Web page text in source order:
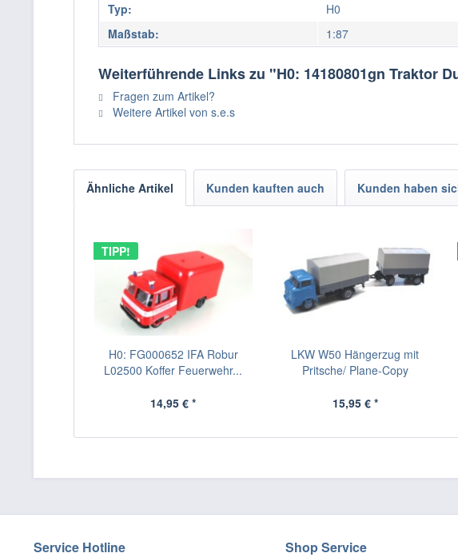
Typ:
H0
Maßstab:
1:87
Weiterführende Links zu "H0: 14180801gn Traktor
Fragen zum Artikel?
Weitere Artikel von s.e.s
Ähnliche Artikel Kunden kauften auch Kunden haben
TIPP!
H0: FG000652 IFA Robur
L02500 Koffer Feuerwehr...
14,95 € *
LKW W50 Hängerzug mit
Pritsche/ Plane-Copy
15,95 € *
Service Hotline Shop Service